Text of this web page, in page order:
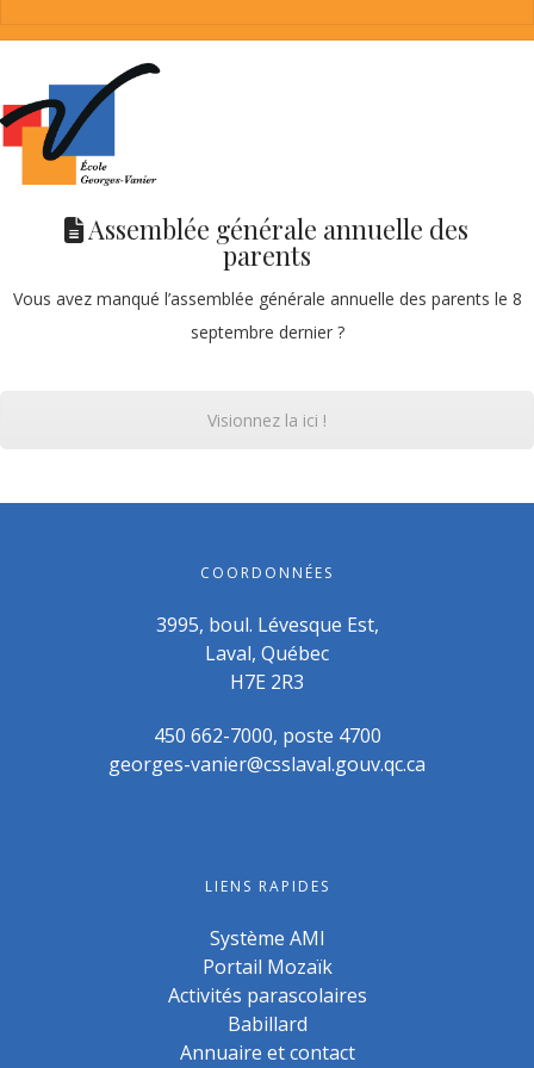
Assemblée générale annuelle des
parents
Vous avez manqué l’assemblée générale annuelle des parents le 8
septembre dernier ?
Visionnez la ici !
COORDONNÉES
3995, boul. Lévesque Est,
Laval, Québec
H7E 2R3
450 662-7000, poste 4700
georges-vanier@csslaval.gouv.qc.ca
LIENS RAPIDES
Système AMI
Portail Mozaïk
Activités parascolaires
Babillard
Annuaire et contact